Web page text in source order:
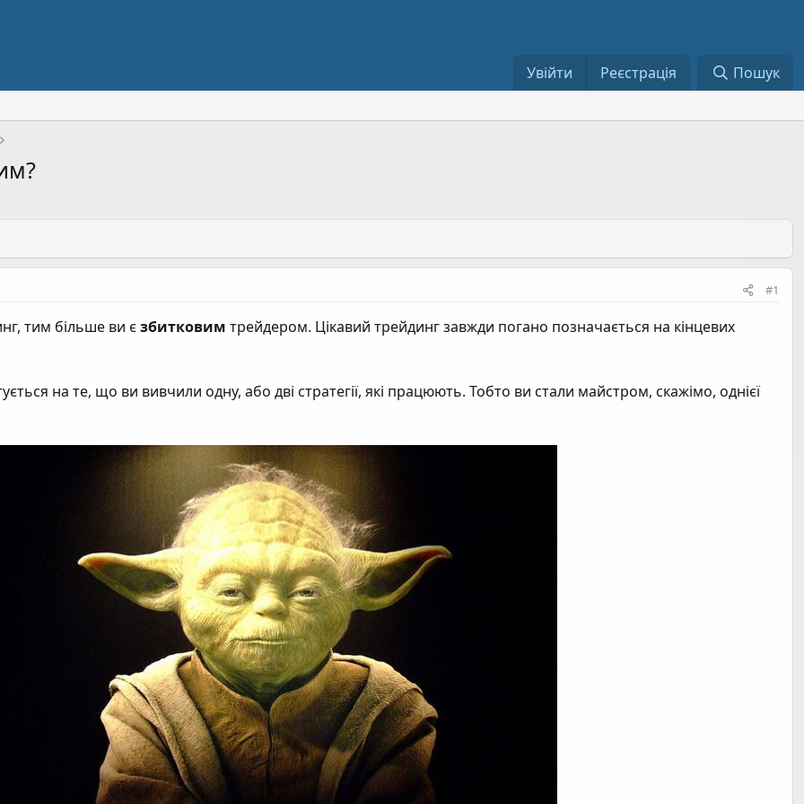
Увійти Реєстрація Пошук
#1
тим більше ви єзбитковим трейдером. Цікавий трейдинг завжди погано позначається на кінцевих
на те, що ви вивчили одну, або дві стратегії, які працюють. Тобто ви стали майстром, скажімо, однієї